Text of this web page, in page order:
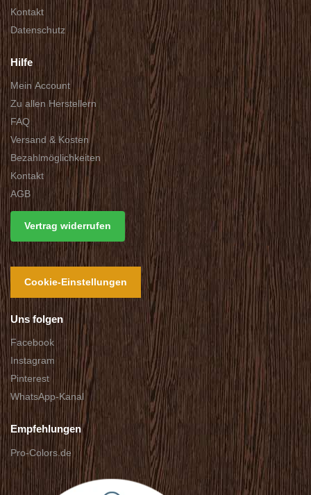
Kontakt
Datenschutz
Hilfe
Mein Account
Zu allen Herstellern
FAQ
Versand & Kosten
Bezahlmöglichkeiten
Kontakt
AGB
Vertrag widerrufen
Cookie-Einstellungen
Uns folgen
Facebook
Instagram
Pinterest
WhatsApp-Kanal
Empfehlungen
Pro-Colors.de